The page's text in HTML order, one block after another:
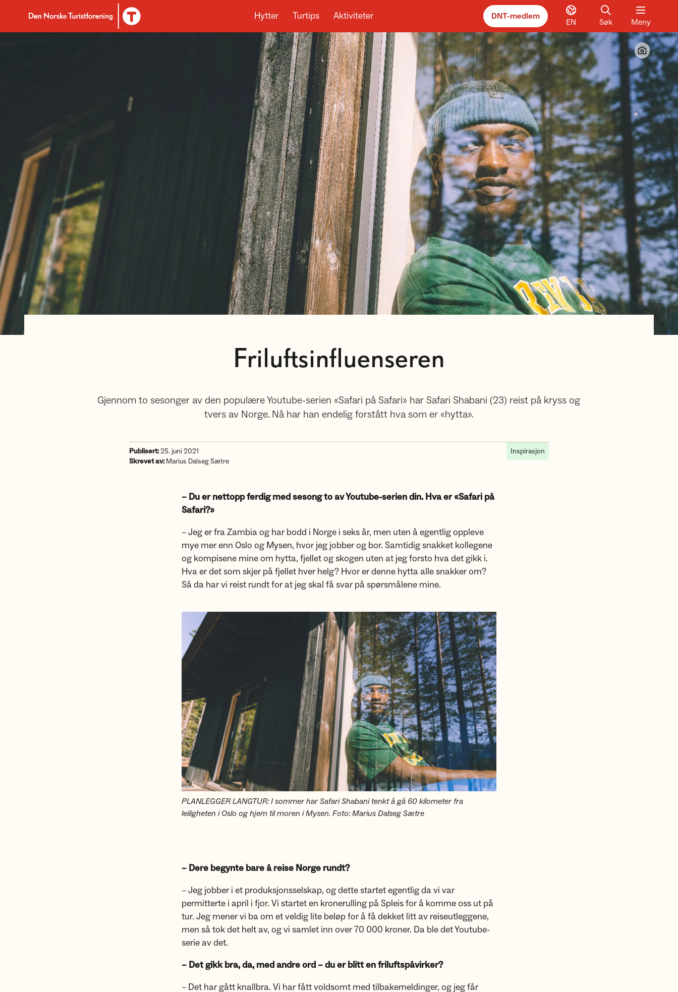
Til DNT.no forside
Hytter Turtips Aktiviteter DNT-medlem
EN Søk Meny
Friluftsinfluenseren
Gjennom to sesonger av den populære Youtube-serien «Safari på Safari» har Safari Shabani (23) reist på kryss og
tvers av Norge. Nå har han endelig forstått hva som er «hytta».
Publisert:25. juni 2021
Skrevet av:Marius Dalseg Sætre
Inspirasjon
– Du er nettopp ferdig med sesong to av Youtube-serien din. Hva er «Safari på
Safari?»
– Jeg er fra Zambia og har bodd i Norge i seks år, men uten å egentlig oppleve
mye mer enn Oslo og Mysen, hvor jeg jobber og bor. Samtidig snakket kollegene
og kompisene mine om hytta, fjellet og skogen uten at jeg forsto hva det gikk i.
Hva er det som skjer på fjellet hver helg? Hvor er denne hytta alle snakker om?
Så da har vi reist rundt for at jeg skal få svar på spørsmålene mine.
PLANLEGGER LANGTUR: I sommer har Safari Shabani tenkt å gå 60 kilometer fra
leiligheten i Oslo og hjem til moren i Mysen. Foto: Marius Dalseg Sætre
– Dere begynte bare å reise Norge rundt?
– Jeg jobber i et produksjonsselskap, og dette startet egentlig da vi var
permitterte i april i fjor. Vi startet en kronerulling på Spleis for å komme oss ut på
tur. Jeg mener vi ba om et veldig lite beløp for å få dekket litt av reiseutleggene,
men så tok det helt av, og vi samlet inn over 70 000 kroner. Da ble det Youtube-
serie av det.
– Det gikk bra, da, med andre ord – du er blitt en friluftspåvirker?
– Det har gått knallbra. Vi har fått voldsomt med tilbakemeldinger, og jeg får